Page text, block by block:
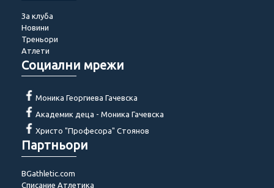
За клуба
Новини
Треньори
Атлети
Социални мрежи
Моника Георгиева Гачевска
Академик деца - Моника Гачевска
Христо "Професора" Стоянов
Партньори
BGathletic.com
Списание Атлетика